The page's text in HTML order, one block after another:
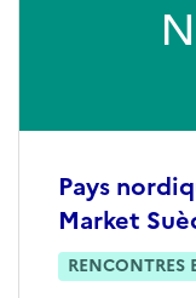
Pays
Market
RENCONTRES